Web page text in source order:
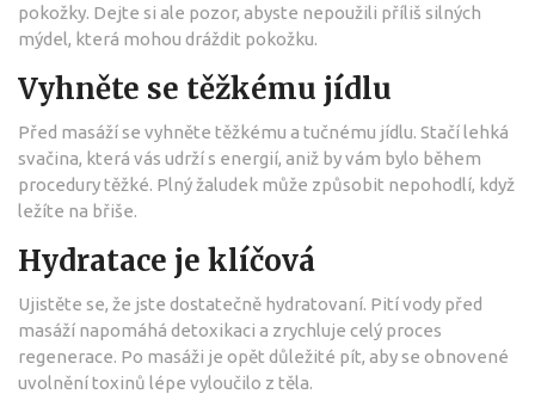
pokožky. Dejte si ale pozor, abyste nepoužili příliš silných
mýdel, která mohou dráždit pokožku.
Vyhněte se těžkému jídlu
Před masáží se vyhněte těžkému a tučnému jídlu. Stačí lehká
svačina, která vás udrží s energií, aniž by vám bylo během
procedury těžké. Plný žaludek může způsobit nepohodlí, když
ležíte na břiše.
Hydratace je klíčová
Ujistěte se, že jste dostatečně hydratovaní. Pití vody před
masáží napomáhá detoxikaci a zrychluje celý proces
regenerace. Po masáži je opět důležité pít, aby se obnovené
uvolnění toxinů lépe vyloučilo z těla.